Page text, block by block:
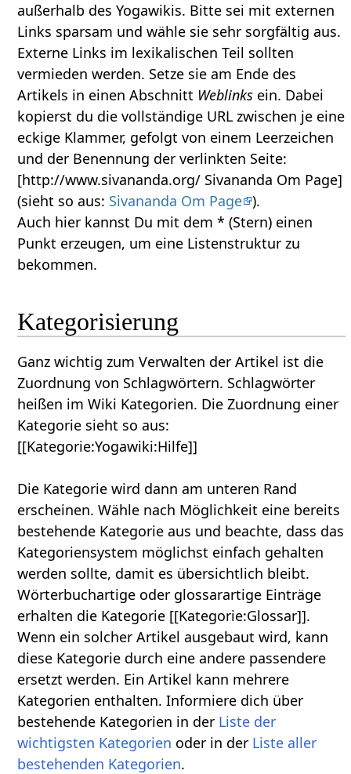
außerhalb des Yogawikis. Bitte sei mit externen
Links sparsam und wähle sie sehr sorgfältig aus.
Externe Links im lexikalischen Teil sollten
vermieden werden. Setze sie am Ende des
Artikels in einen Abschnitt Weblinks ein. Dabei
kopierst du die vollständige URL zwischen je eine
eckige Klammer, gefolgt von einem Leerzeichen
und der Benennung der verlinkten Seite:
[http://www.sivananda.org/ Sivananda Om Page]
(sieht so aus: Sivananda Om Page ).
Auch hier kannst Du mit dem * (Stern) einen
Punkt erzeugen, um eine Listenstruktur zu
bekommen.
Kategorisierung
Ganz wichtig zum Verwalten der Artikel ist die
Zuordnung von Schlagwörtern. Schlagwörter
heißen im Wiki Kategorien. Die Zuordnung einer
Kategorie sieht so aus:
[[Kategorie:Yogawiki:Hilfe]]
Die Kategorie wird dann am unteren Rand
erscheinen. Wähle nach Möglichkeit eine bereits
bestehende Kategorie aus und beachte, dass das
Kategoriensystem möglichst einfach gehalten
werden sollte, damit es übersichtlich bleibt.
Wörterbuchartige oder glossarartige Einträge
erhalten die Kategorie [[Kategorie:Glossar]].
Wenn ein solcher Artikel ausgebaut wird, kann
diese Kategorie durch eine andere passendere
ersetzt werden. Ein Artikel kann mehrere
Kategorien enthalten. Informiere dich über
bestehende Kategorien in der Liste der
wichtigsten Kategorien oder in der Liste aller
bestehenden Kategorien.